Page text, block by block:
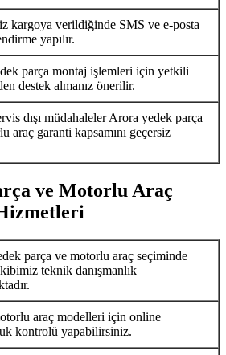
kargoya verildiğinde SMS ve e-posta
yapılır.
parça montaj işlemleri için yetkili
destek almanız önerilir.
dışı müdahaleler Arora yedek parça
araç garanti kapsamını geçersiz
ve Motorlu Araç
parça ve motorlu araç seçiminde
teknik danışmanlık
araç modelleri için online
kontrolü yapabilirsiniz.